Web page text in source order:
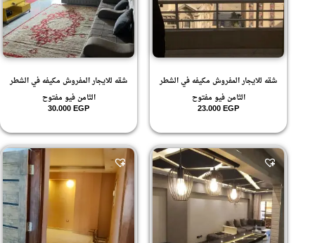
شقه للايجار المفروش مكيفه في الشطر
الثامن فيو مفتوح
23.000EGP
شقه للايجار المفروش مكيفه في الشطر
الثامن فيو مفتوح
30.000EGP